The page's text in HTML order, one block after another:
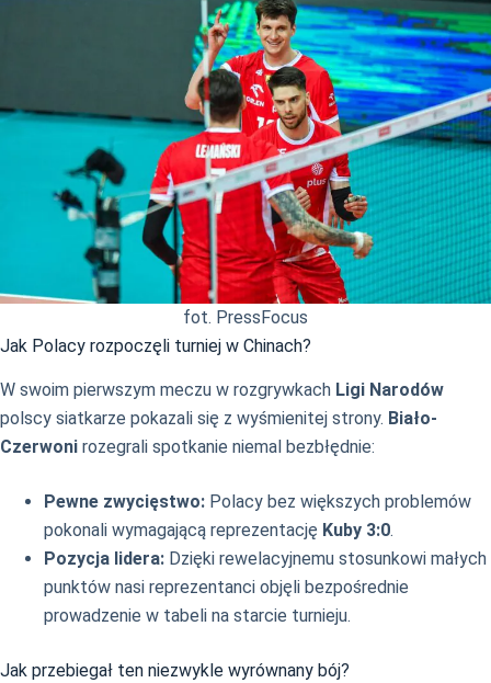
fot. PressFocus
Jak Polacy rozpoczęli turniej w Chinach?
W swoim pierwszym meczu w rozgrywkach Ligi Narodów
polscy siatkarze pokazali się z wyśmienitej strony. Biało-
Czerwoni rozegrali spotkanie niemal bezbłędnie:
Pewne zwycięstwo: Polacy bez większych problemów
pokonali wymagającą reprezentację Kuby 3:0.
Pozycja lidera: Dzięki rewelacyjnemu stosunkowi małych
punktów nasi reprezentanci objęli bezpośrednie
prowadzenie w tabeli na starcie turnieju.
Jak przebiegał ten niezwykle wyrównany bój?